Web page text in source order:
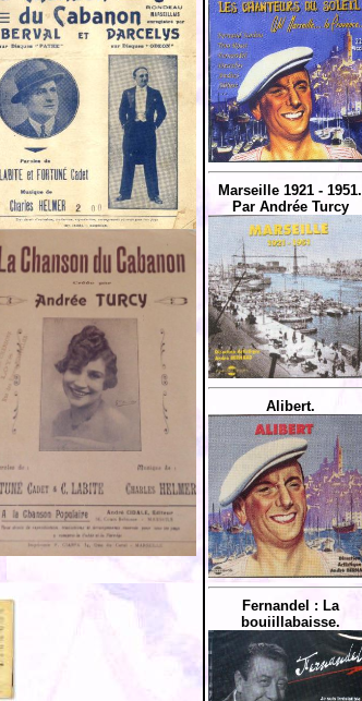
Marseille 1921 - 1951.
Par Andrée Turcy
Alibert.
Fernandel : La
bouiillabaisse.